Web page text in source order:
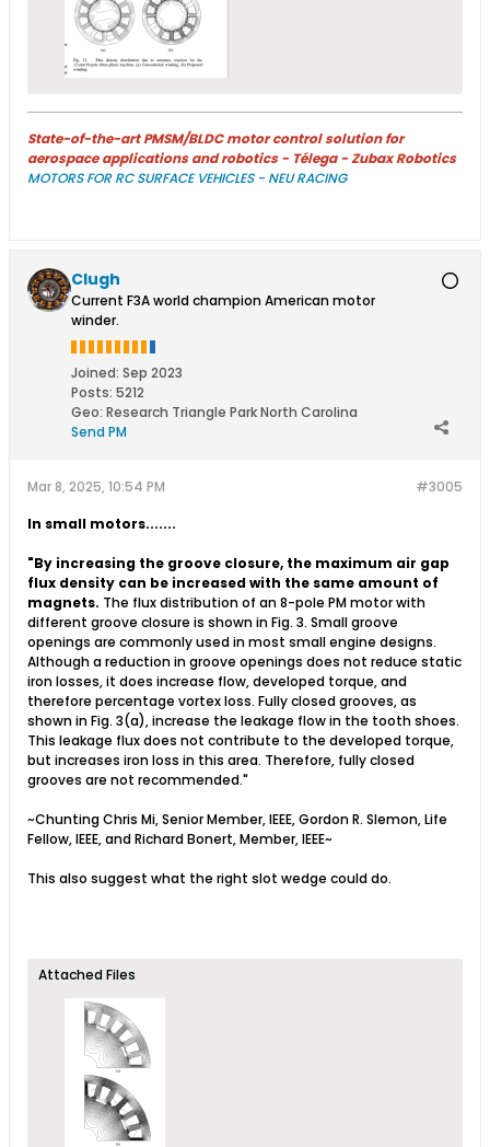
State-of-the-art PMSM/BLDC motor control solution for
aerospace applications and robotics - Télega - Zubax Robotics
MOTORS FOR RC SURFACE VEHICLES - NEU RACING
Clugh
Current F3A world champion American motor
winder.
Joined: Sep 2023
Posts: 5212
Geo: Research Triangle Park North Carolina
Send PM
#3005
Mar 8, 2025, 10:54 PM
In small motors.......
"By increasing the groove closure, the maximum air gap
flux density can be increased with the same amount of
magnets. The flux distribution of an 8-pole PM motor with
different groove closure is shown in Fig. 3. Small groove
openings are commonly used in most small engine designs.
Although a reduction in groove openings does not reduce static
iron losses, it does increase flow, developed torque, and
therefore percentage vortex loss. Fully closed grooves, as
shown in Fig. 3(a), increase the leakage flow in the tooth shoes.
This leakage flux does not contribute to the developed torque,
but increases iron loss in this area. Therefore, fully closed
grooves are not recommended."
~Chunting Chris Mi, Senior Member, IEEE, Gordon R. Slemon, Life
Fellow, IEEE, and Richard Bonert, Member, IEEE~
This also suggest what the right slot wedge could do.
Attached Files